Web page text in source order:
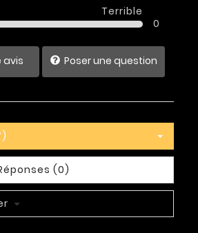
Terrible
0
avis Poser une question
(0)